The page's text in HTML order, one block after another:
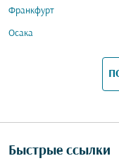
Франкфурт
Осака
Быстрые ссылки